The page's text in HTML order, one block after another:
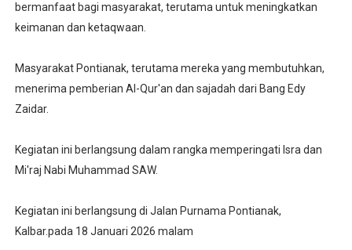
bermanfaat bagi masyarakat, terutama untuk meningkatkan
keimanan dan ketaqwaan.
Masyarakat Pontianak, terutama mereka yang membutuhkan,
menerima pemberian Al-Qur'an dan sajadah dari Bang Edy
Zaidar.
Kegiatan ini berlangsung dalam rangka memperingati Isra dan
Mi'raj Nabi Muhammad SAW.
Kegiatan ini berlangsung di Jalan Purnama Pontianak,
Kalbar.pada 18 Januari 2026 malam